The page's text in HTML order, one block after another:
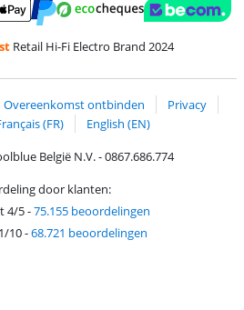
en Visa via ClickToPay
Betalen met PayPal
Retail Hi-Fi Electro Brand 2024
Overeenkomst ontbinden
Privacy
(FR)
English (EN)
België N.V. - 0867.686.774
door klanten:
4/5-75.155 beoordelingen
10-68.721 beoordelingen